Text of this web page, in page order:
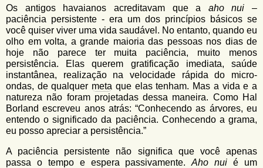
b
u
s
c
a
Os antigos havaianos acreditavam que a aho nui –
paciência persistente - era um dos princípios básicos se
você quiser viver uma vida saudável. No entanto, quando eu
olho em volta, a grande maioria das pessoas nos dias de
hoje não parece ter muita paciência, muito menos
persistência. Elas querem gratificação imediata, saúde
instantânea, realização na velocidade rápida do micro-
ondas, de qualquer meta que elas tenham. Mas a vida e a
natureza não foram projetadas dessa maneira. Como Hal
Borland escreveu anos atrás: “Conhecendo as árvores, eu
entendo o significado da paciência. Conhecendo a grama,
eu posso apreciar a persistência.”
A paciência persistente não significa que você apenas
passa o tempo e espera passivamente.Aho nui é um